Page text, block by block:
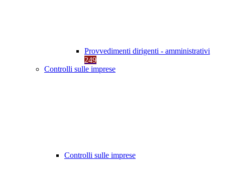
Provvedimenti dirigenti - amministrativi
249
Controlli sulle imprese
Controlli sulle imprese